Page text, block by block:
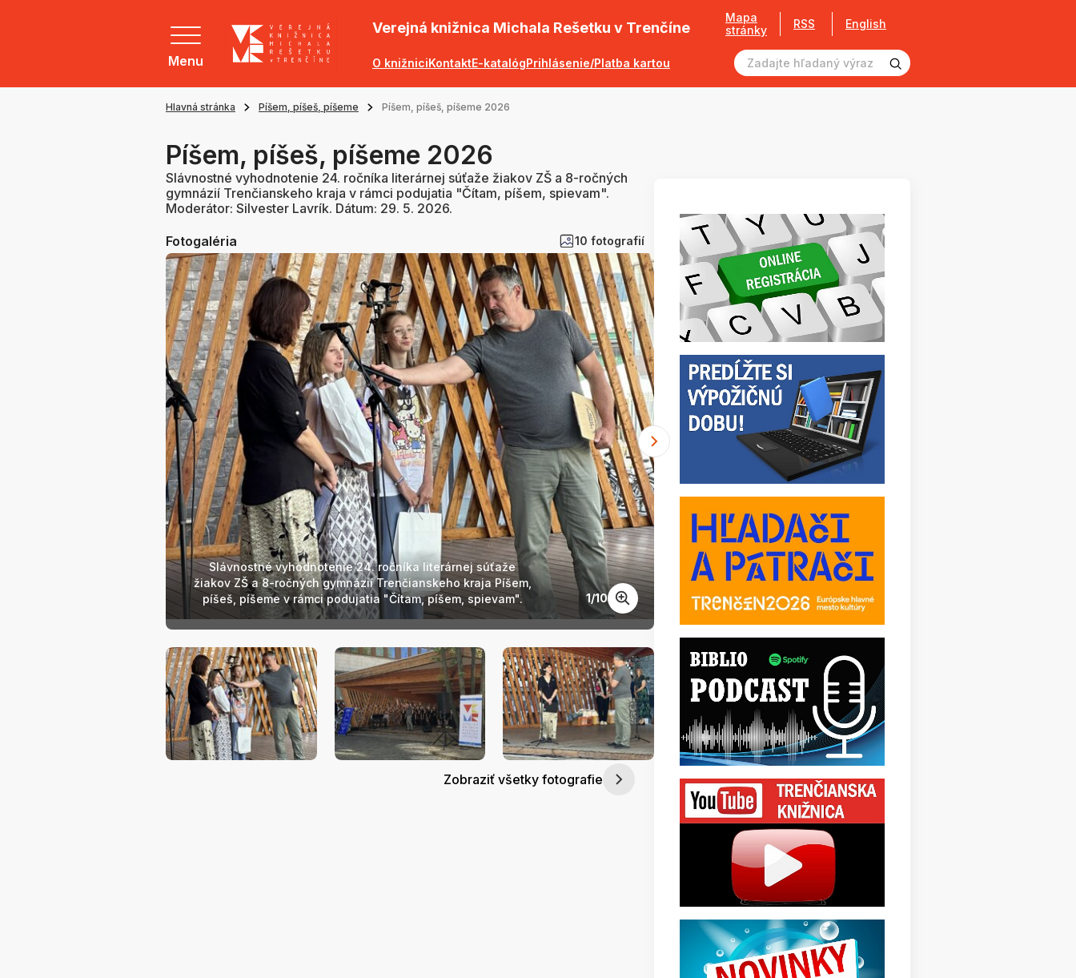
Menu
Verejná knižnica Michala Rešetku v Trenčíne
O knižniciKontaktE-katalógPrihlásenie/Platba kartou
Mapa
stránky
RSS English
Hlavná stránka Píšem, píšeš, píšeme Píšem, píšeš, píšeme 2026
Píšem, píšeš, píšeme 2026
Slávnostné vyhodnotenie 24. ročníka literárnej súťaže žiakov ZŠ a 8-ročných
gymnázií Trenčianskeho kraja v rámci podujatia "Čítam, píšem, spievam".
Moderátor: Silvester Lavrík. Dátum: 29. 5. 2026.
Fotogaléria 10 fotografií
Slávnostné vyhodnotenie 24. ročníka literárnej súťaže
žiakov ZŠ a 8-ročných gymnázií Trenčianskeho kraja Píšem,
píšeš, píšeme v rámci podujatia "Čítam, píšem, spievam".
Slávnostné vyhodnotenie 24. ročníka literárnej súťaže
žiakov ZŠ a 8-ročných gymnázií Trenčianskeho kraja Píšem,
píšeš, píšeme v rámci podujatia "Čítam, píšem, spievam".
1/10
Zobraziť všetky fotografie